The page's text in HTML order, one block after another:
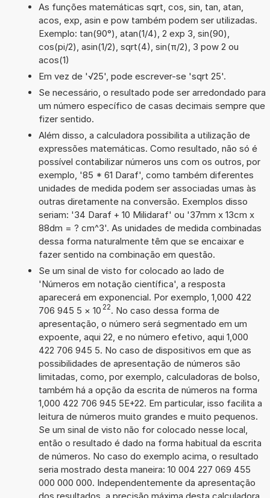
As funções matemáticas sqrt, cos, sin, tan, atan,
acos, exp, asin e pow também podem ser utilizadas.
Exemplo: tan(90°), atan(1/4), 2 exp 3, sin(90),
cos(pi/2), asin(1/2), sqrt(4), sin(π/2), 3 pow 2 ou
acos(1)
Em vez de '√25', pode escrever-se 'sqrt 25'.
Se necessário, o resultado pode ser arredondado para
um número específico de casas decimais sempre que
fizer sentido.
Além disso, a calculadora possibilita a utilização de
expressões matemáticas. Como resultado, não só é
possível contabilizar números uns com os outros, por
exemplo, '85 * 61 Daraf', como também diferentes
unidades de medida podem ser associadas umas às
outras diretamente na conversão. Exemplos disso
seriam: '34 Daraf + 10 Milidaraf' ou '37mm x 13cm x
88dm = ? cm^3'. As unidades de medida combinadas
dessa forma naturalmente têm que se encaixar e
fazer sentido na combinação em questão.
Se um sinal de visto for colocado ao lado de
'Números em notação científica', a resposta
aparecerá em exponencial. Por exemplo, 1,000 422
706 945 5 × 10 22. No caso dessa forma de
apresentação, o número será segmentado em um
expoente, aqui 22, e no número efetivo, aqui 1,000
422 706 945 5. No caso de dispositivos em que as
possibilidades de apresentação de números são
limitadas, como, por exemplo, calculadoras de bolso,
também há a opção da escrita de números na forma
1,000 422 706 945 5E+22. Em particular, isso facilita a
leitura de números muito grandes e muito pequenos.
Se um sinal de visto não for colocado nesse local,
então o resultado é dado na forma habitual da escrita
de números. No caso do exemplo acima, o resultado
seria mostrado desta maneira: 10 004 227 069 455
000 000 000. Independentemente da apresentação
dos resultados, a precisão máxima desta calculadora